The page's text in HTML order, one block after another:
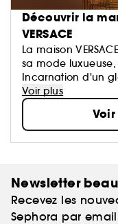
Découvrir la
VERSACE
La maison
sa mode
Incarnation d'un
est un véritable
Alliant la culture
d'innovation
gamme complète
séduisants,
Voir plus
Newsletter
Recevez les
Sephora par email